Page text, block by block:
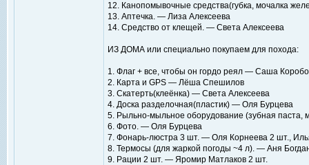
12. Канопомывочные средства(губка, мочалка
13. Аптечка. — Лиза Алексеева
14. Средство от клещей. — Света Алексеева
ИЗ ДОМА или специально покупаем для похода:
1. Флаг + все, чтобы он гордо реял — Саша
2. Карта и GPS — Лёша Спешилов
3. Скатерть(клеёнка) — Света Алексеева
4. Доска разделочная(пластик) — Оля Бурцева
5. Рыльно-мыльное оборудование (зубная
6. Фото. — Оля Бурцева
7. Фонарь-люстра 3 шт. — Оля Корнеева 2 шт.,
8. Термосы (для жаркой погоды ~4 л). — Аня
9. Рации 2 шт. — Яромир Матлаков 2 шт.